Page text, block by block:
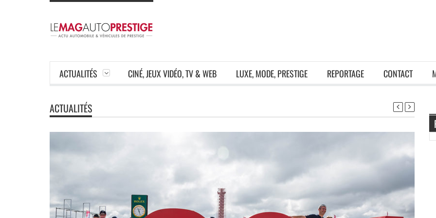
ACTUALITÉS CINÉ, JEUX VIDÉO, TV & WEB LUXE, MODE, PRESTIGE REPORTAGE CONTACT
ACTUALITÉS